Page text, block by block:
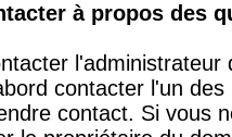
à propos des
contacter l'un
contact. Si vous